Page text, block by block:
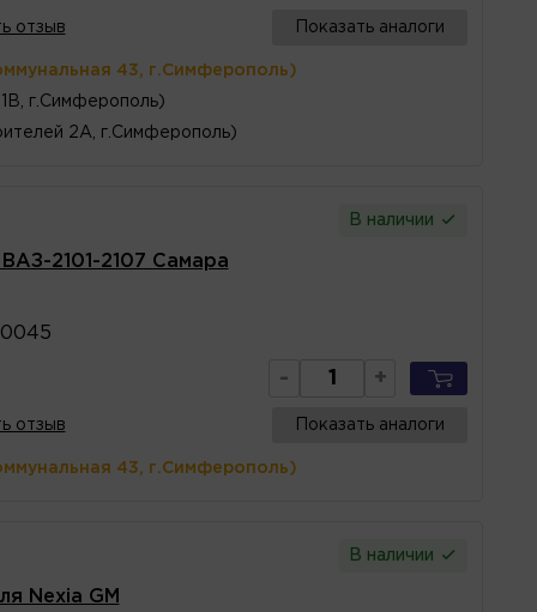
отзыв Показать аналоги
43, г.Симферополь)
г.Симферополь)
2А, г.Симферополь)
В наличии
2101-2107 Самара
- +
отзыв Показать аналоги
43, г.Симферополь)
В наличии
Nexia GM